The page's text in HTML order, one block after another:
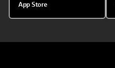
App Store